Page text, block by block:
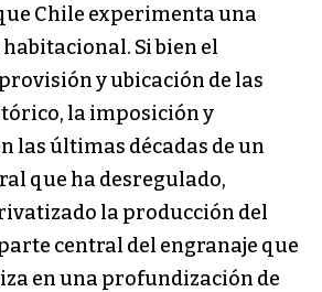
Chile experimenta una
Si bien el
y ubicación de las
la imposición y
las últimas décadas de un
que ha desregulado,
la producción del
central del engranaje que
en una profundización de